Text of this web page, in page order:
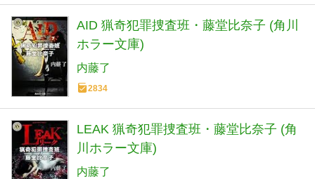
AID 猟奇犯罪捜査班・藤堂比奈子 (角川
ホラー文庫)
内藤了
2834
LEAK 猟奇犯罪捜査班・藤堂比奈子 (角
川ホラー文庫)
内藤了